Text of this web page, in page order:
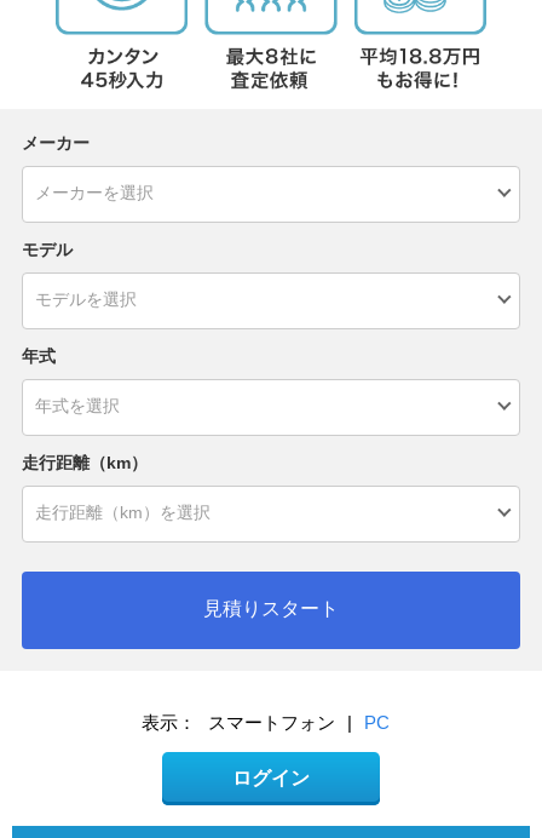
メーカー
モデル
年式
走行距離（km）
見積りスタート
表示： スマートフォン | PC
ログイン